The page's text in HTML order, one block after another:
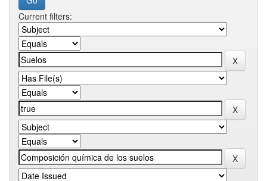
Current filters: